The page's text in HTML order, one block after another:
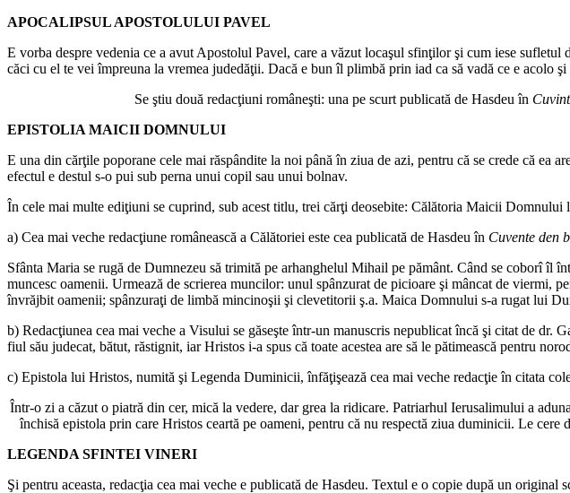
APOCALIPSUL APOSTOLULUI PAVEL
E vorba despre vedenia ce a avut Apostolul Pavel, care a văzut locaşul sfinţilor şi cum iese
căci cu el te vei împreuna la vremea judedăţii. Dacă e bun îl plimbă prin iad ca să vadă ce e acolo
Se ştiu două redacţiuni româneşti: una pe scurt publicată de Hasdeu în
EPISTOLIA MAICII DOMNULUI
E una din cărţile poporane cele mai răspândite la noi până în ziua de azi, pentru că se crede că ea
efectul e destul s-o pui sub perna unui copil sau unui bolnav.
În cele mai multe ediţiuni se cuprind, sub acest titlu, trei cărţi deosebite: Călătoria Maicii
a) Cea mai veche redacţiune românească a Călătoriei este cea publicată de Hasdeu în Cuvente den
Sfânta Maria se rugă de Dumnezeu să trimită pe arhanghelul Mihail pe pământ. Când se coborî îl
muncesc oamenii. Urmează de scrierea muncilor: unul spânzurat de picioare şi mâncat de viermi,
învrăjbit oamenii; spânzuraţi de limbă mincinoşii şi clevetitorii ş.a. Maica Domnului s-a rugat lui
b) Redacţiunea cea mai veche a Visului se găseşte într-un manuscris nepublicat încă şi citat de
fiul său judecat, bătut, răstignit, iar Hristos i-a spus că toate acestea are să le pătimească pentru
c) Epistola lui Hristos, numită şi Legenda Duminicii, înfăţişează cea mai veche redacţie în citata
Într-o zi a căzut o piatră din cer, mică la vedere, dar grea la ridicare. Patriarhul Ierusalimului a
închisă epistola prin care Hristos ceartă pe oameni, pentru că nu respectă ziua duminicii. Le
LEGENDA SFINTEI VINERI
Şi pentru aceasta, redacţia cea mai veche e publicată de Hasdeu. Textul e o copie după un